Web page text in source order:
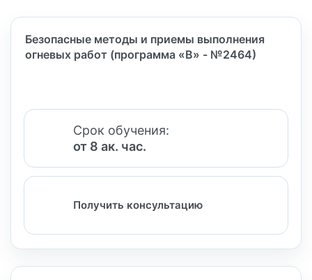
Безопасные методы и приемы выполнения
огневых работ (программа «В» - №2464)
Срок обучения:
от 8 ак. час.
Получить консультацию